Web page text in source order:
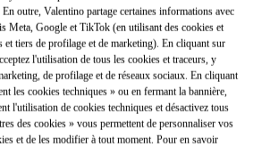
Link Opens in New Tab
outre, Valentino partage certaines informations avec
Meta, Google et TikTok (en utilisant des cookies et
et tiers de profilage et de marketing). En cliquant sur
l'utilisation de tous les cookies et traceurs, y
de profilage et de réseaux sociaux. En cliquant
les cookies techniques » ou en fermant la bannière,
l'utilisation de cookies techniques et désactivez tous
des cookies » vous permettent de personnaliser vos
et de les modifier à tout moment. Pour en savoir